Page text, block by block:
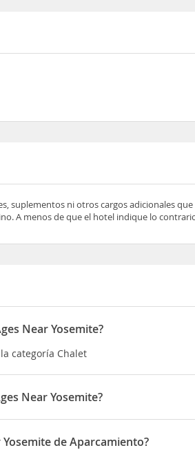
suplementos ni otros cargos adicionales
A menos de que el hotel indique lo
Near Yosemite?
categoría Chalet
Near Yosemite?
en 58011 Road 601
de Aparcamiento?